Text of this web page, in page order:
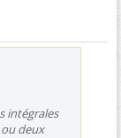
intégrales
deux